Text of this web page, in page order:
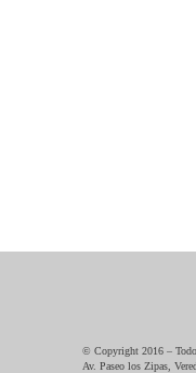
© Copyright 2016 –
Av. Paseo los Zipas,